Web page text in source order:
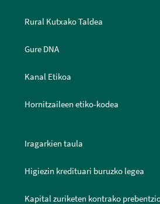
Rural Kutxako Taldea
Gure DNA
Kanal Etikoa
Hornitzaileen etiko-kodea
Iragarkien taula
Higiezin kredituari buruzko legea
Kapital zuriketen kontrako